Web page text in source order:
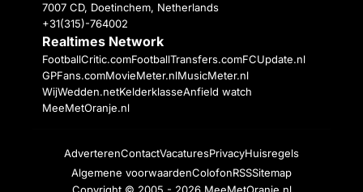
7007 CD, Doetinchem, Netherlands
+31(315)-764002
Realtimes Network
FootballCritic.comFootballTransfers.comFCUpdate.nl
GPFans.comMovieMeter.nlMusicMeter.nl
WijWedden.netKelderklasseAnfield watch
MeeMetOranje.nl
AdverterenContactVacaturesPrivacyHuisregels
Algemene voorwaardenColofonRSSSitemap